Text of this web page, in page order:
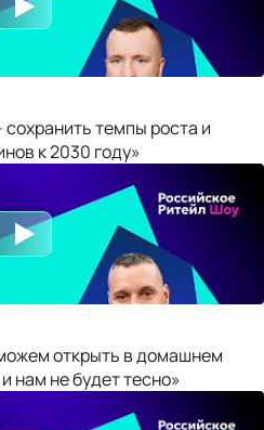
темпы роста и
к 2030 году»
открыть в домашнем
нам не будет тесно»